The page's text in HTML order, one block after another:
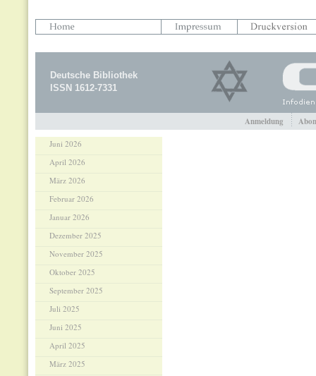
Deutsche Bibliothek
ISSN 1612-7331
Anmeldung
Juni 2026
April 2026
März 2026
Februar 2026
Januar 2026
Dezember 2025
November 2025
Oktober 2025
September 2025
Juli 2025
Juni 2025
April 2025
März 2025